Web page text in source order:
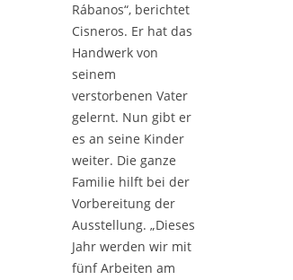
Rábanos“, berichtet
Cisneros. Er hat das
Handwerk von
seinem
verstorbenen Vater
gelernt. Nun gibt er
es an seine Kinder
weiter. Die ganze
Familie hilft bei der
Vorbereitung der
Ausstellung. „Dieses
Jahr werden wir mit
fünf Arbeiten am